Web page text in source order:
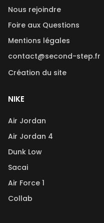
Nous rejoindre
Foire aux Questions
Mentions légales
contact@second-step.fr
Création du site
NIKE
Air Jordan
Air Jordan 4
Dunk Low
Sacai
Air Force 1
Collab